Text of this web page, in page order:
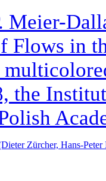
Meier-
Flows in
the
Zürcher, Hans-